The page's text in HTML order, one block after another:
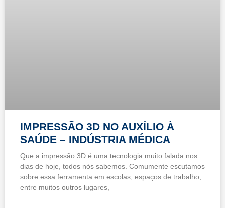
IMPRESSÃO 3D NO AUXÍLIO À
SAÚDE – INDÚSTRIA MÉDICA
Que a impressão 3D é uma tecnologia muito falada nos
dias de hoje, todos nós sabemos. Comumente escutamos
sobre essa ferramenta em escolas, espaços de trabalho,
entre muitos outros lugares,